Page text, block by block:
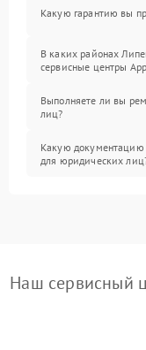
Какую гарантию вы
В каких районах
сервисные центры
Выполняете ли вы
лиц?
Какую документацию
для юридических
Наш сервисный